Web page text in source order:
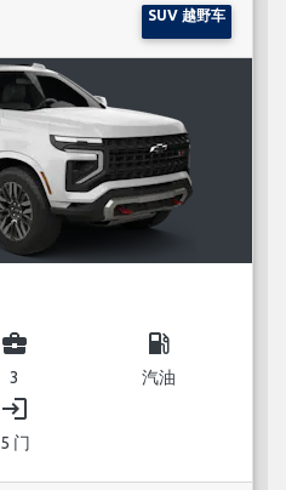
SUV 越野车
business_center
3
local_gas_station
汽油
login
5 门